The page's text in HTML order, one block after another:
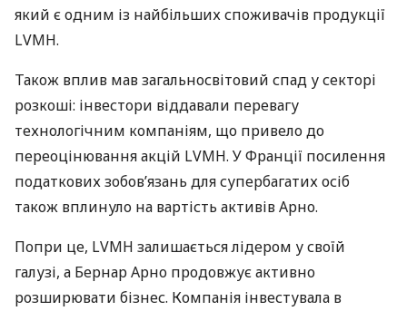
який є одним із найбільших споживачів продукції
LVMH.
Також вплив мав загальносвітовий спад у секторі
розкоші: інвестори віддавали перевагу
технологічним компаніям, що привело до
переоцінювання акцій LVMH. У Франції посилення
податкових зобов’язань для супербагатих осіб
також вплинуло на вартість активів Арно.
Попри це, LVMH залишається лідером у своїй
галузі, а Бернар Арно продовжує активно
розширювати бізнес. Компанія інвестувала в